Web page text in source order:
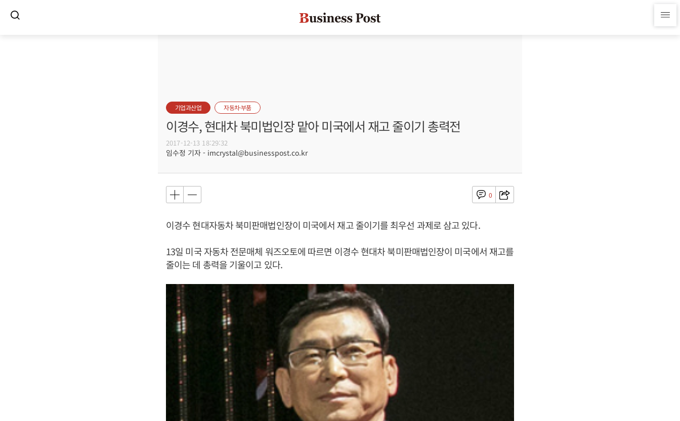
기업과산업 자동차·부품
이경수, 현대차 북미법인장 맡아 미국에서 재고 줄이기 총력전
2017-12-13 18:29:32
임수정 기자 - imcrystal@businesspost.co.kr
0
이경수 현대자동차 북미판매법인장이 미국에서 재고 줄이기를 최우선 과제로 삼고 있다.
13일 미국 자동차 전문매체 워즈오토에 따르면 이경수 현대차 북미판매법인장이 미국에서 재고를
줄이는 데 총력을 기울이고 있다.